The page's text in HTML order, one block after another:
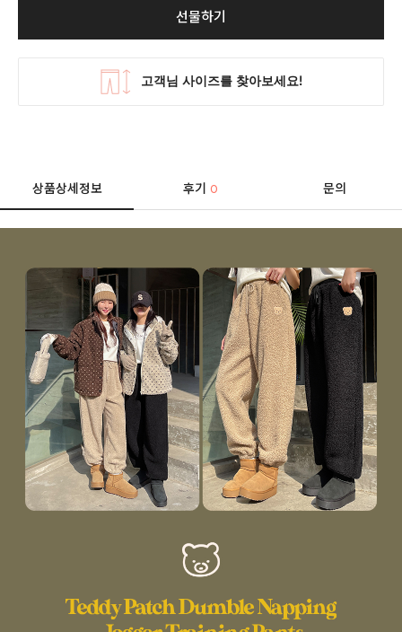
선물하기
상품상세정보 후기0 문의